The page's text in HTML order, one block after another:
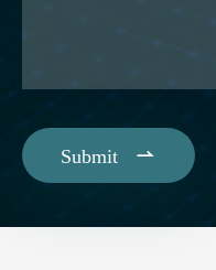
Submit 